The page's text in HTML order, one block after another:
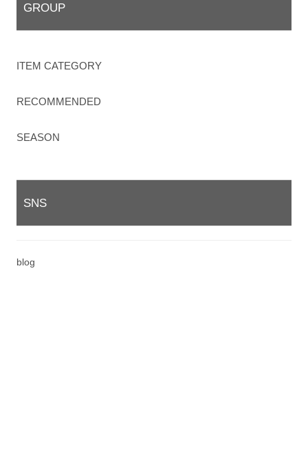
GROUP
ITEM CATEGORY
RECOMMENDED
SEASON
SNS
blog